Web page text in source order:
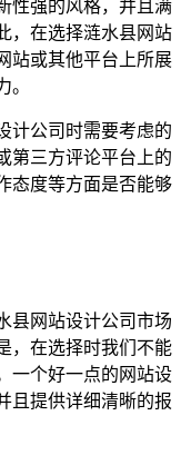
性强的风格，并且满
，在选择涟水县网站
站或其他平台上所展
。
计公司时需要考虑的
第三方评论平台上的
态度等方面是否能够
县网站设计公司市场
，在选择时我们不能
一个好一点的网站设
且提供详细清晰的报